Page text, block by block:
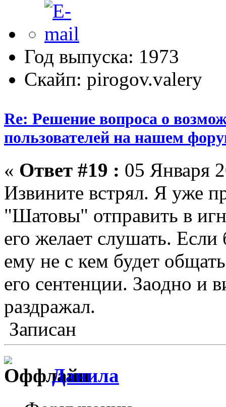
Год выпуска: 1973
Скайп: pirogov.valery
Re: Решение вопроса о
пользователей на нашем
« Ответ #19 : 05 Января
Извините встрял. Я уже
"Шатовы" отправить в
его желает слушать.
ему не с кем будет
его сентенции. Заодно и
раздражал.
Записан
Данила